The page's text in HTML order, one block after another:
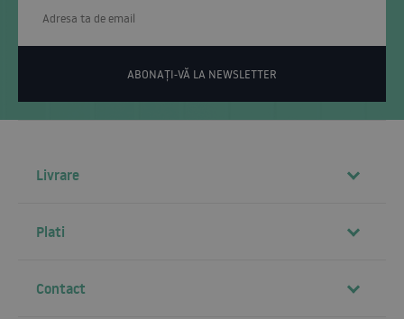
ABONAȚI-VĂ LA NEWSLETTER
Livrare
Plati
Contact